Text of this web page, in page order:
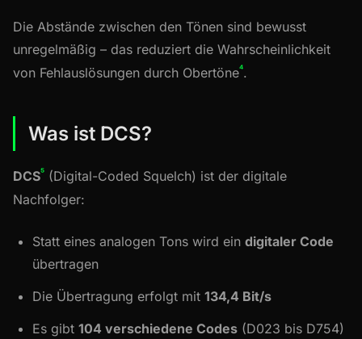
Die Abstände zwischen den Tönen sind bewusst
unregelmäßig – das reduziert die Wahrscheinlichkeit
von Fehlauslösungen durch Obertöne⁴.
Was ist DCS?
DCS⁵ (Digital-Coded Squelch) ist der digitale
Nachfolger:
Statt eines analogen Tons wird ein digitaler Code
übertragen
Die Übertragung erfolgt mit 134,4 Bit/s
Es gibt 104 verschiedene Codes (D023 bis D754)